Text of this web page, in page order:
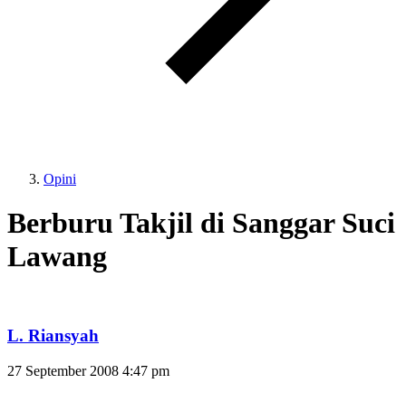
Opini
Berburu Takjil di Sanggar Suci
Lawang
L. Riansyah
27 September 2008 4:47 pm